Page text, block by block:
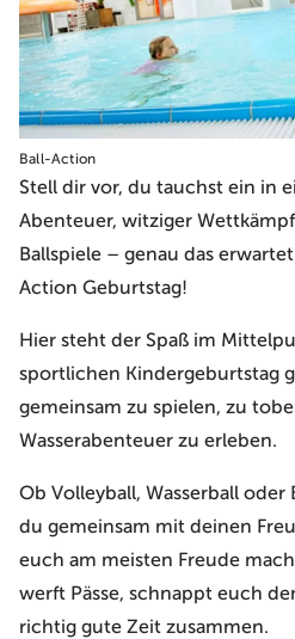
Ball-Action
Stell dir vor, du tauchst ein in
Abenteuer, witziger
Ballspiele – genau das
Action Geburtstag!
Hier steht der Spaß im
sportlichen Kindergeburtstag
gemeinsam zu spielen, zu
Wasserabenteuer zu erleben.
Ob Volleyball, Wasserball oder
du gemeinsam mit deinen
euch am meisten Freude
werft Pässe, schnappt euch
richtig gute Zeit zusammen.